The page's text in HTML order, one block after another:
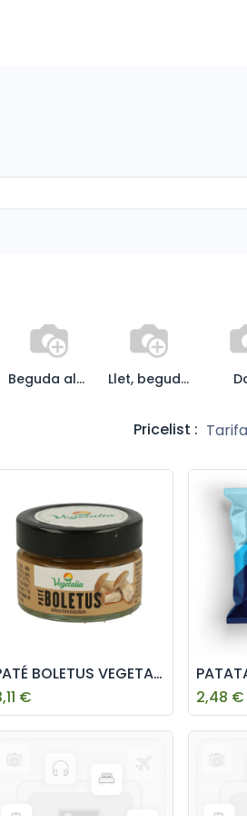
Beguda alcohòlica i refresc Llet, beguda vegetal i suc
Pricelist :
PATÉ BOLETUS VEGETALIA 110 GR
€
2,48 €